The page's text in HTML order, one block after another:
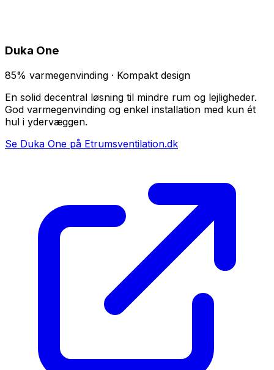
Duka One
85% varmegenvinding · Kompakt design
En solid decentral løsning til mindre rum og lejligheder.
God varmegenvinding og enkel installation med kun ét
hul i ydervæggen.
Se Duka One på Etrumsventilation.dk